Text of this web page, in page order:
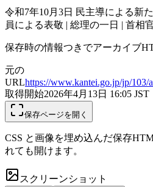
令和7年10月3日 民主導による新
員による表敬 | 総理の一日 | 首相
保存時の情報つきでアーカイブ
元の
URLhttps://www.kantei.go.jp/jp/103/
取得開始2026年4月13日 16:05 JST
保存ページを開く
CSS と画像を埋め込んだ保存
れても開けます。
スクリーンショット